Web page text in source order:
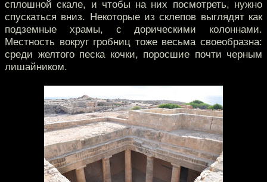
сплошной скале, и чтобы на них посмотреть, нужно
спускаться вниз. Некоторые из склепов выглядят как
подземные храмы, с дорическими колоннами.
Местность вокруг гробниц тоже весьма своеобразна:
среди желтого песка кочки, поросшие почти черным
лишайником.